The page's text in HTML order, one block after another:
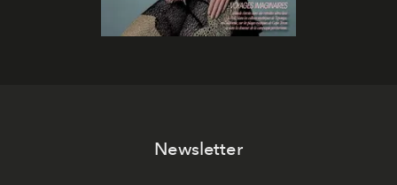
Newsletter